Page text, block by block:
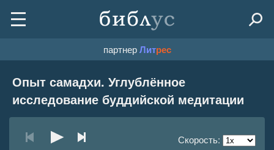
партнерЛитрес
Опыт самадхи. Углублённое
исследование буддийской медитации
Скорость: